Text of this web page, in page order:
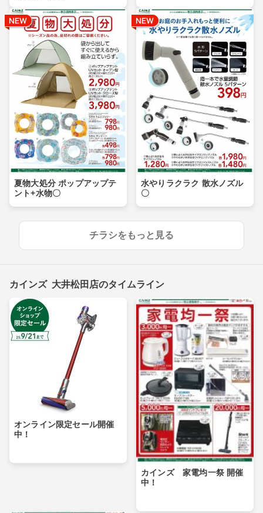
夏物大処分 ポップアップテ
ント+水物〇
水やりラクラク 散水ノズル
〇
チラシをもっと見る
カインズ 大井松田店のタイムライン
オンライン限定セール開催
中！
カインズ 家電均一祭 開催
中！